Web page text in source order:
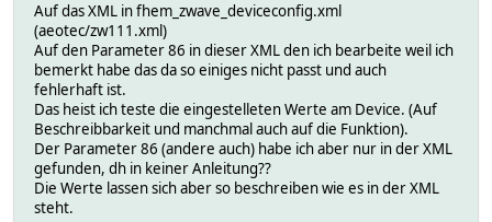
Auf das XML in fhem_zwave_deviceconfig.xml
(aeotec/zw111.xml)
Auf den Parameter 86 in dieser XML den ich bearbeite weil ich
bemerkt habe das da so einiges nicht passt und auch
fehlerhaft ist.
Das heist ich teste die eingestelleten Werte am Device. (Auf
Beschreibbarkeit und manchmal auch auf die Funktion).
Der Parameter 86 (andere auch) habe ich aber nur in der XML
gefunden, dh in keiner Anleitung??
Die Werte lassen sich aber so beschreiben wie es in der XML
steht.